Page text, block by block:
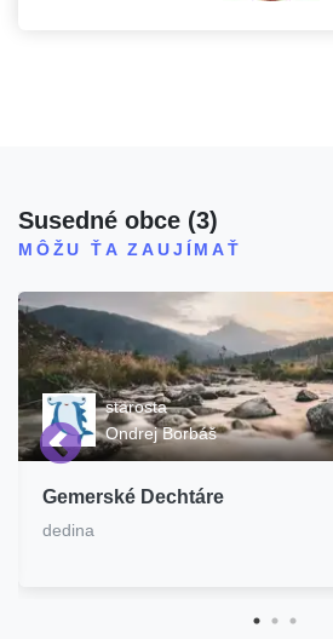
Susedné obce (3)
MÔŽU ŤA ZAUJÍMAŤ
starosta
Ondrej Borbáš
Gemerské Dechtáre
dedina